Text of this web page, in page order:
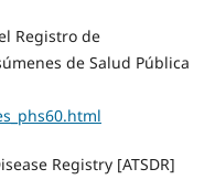
Registro de
de Salud Pública
Registry [ATSDR]